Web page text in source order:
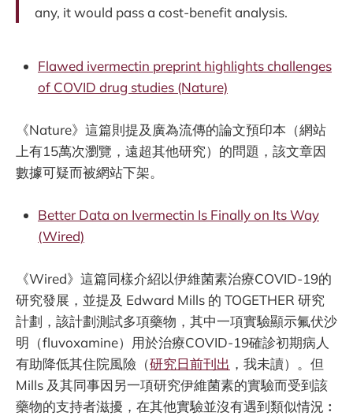
any, it would pass a cost-benefit analysis.
Flawed ivermectin preprint highlights challenges
of COVID drug studies (Nature)
《Nature》這篇則提及廣為流傳的論文預印本（網站
上有15萬次瀏覽，遠超其他研究）的問題，該文章因
數據可疑而被網站下架。
Better Data on Ivermectin Is Finally on Its Way
(Wired)
《Wired》這篇同樣介紹以伊維菌素治療COVID-19的
研究發展，並提及 Edward Mills 的 TOGETHER 研究
計劃，該計劃測試多項藥物，其中一項實驗顯示氟伏沙
明（fluvoxamine）用於治療COVID-19確診初期病人
有助降低其住院風險（研究日前刊出 ，我未讀）。但
Mills 及其同事因另一項研究伊維菌素的實驗而受到該
藥物的支持者滋擾，在其他實驗並沒有遇到類似情況︰